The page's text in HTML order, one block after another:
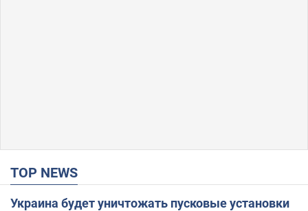
TOP NEWS
Украина будет уничтожать пусковые установки